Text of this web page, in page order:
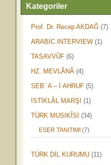
Kategoriler
Prof. Dr. Recep AKDAĞ (7)
ARABIC INTERVIEW (1)
TASAVVÛF (6)
HZ. MEVLÂNÂ (4)
SEB` A – İ AHRUF (5)
İSTİKLÂL MARŞI (1)
TÜRK MUSIKÎSİ (34)
ESER TANITIMI (7)
TÜRK DİL KURUMU (11)